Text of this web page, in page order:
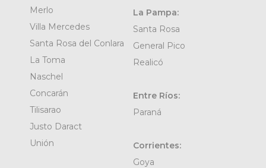
Merlo
Villa Mercedes
Santa Rosa del Conlara
La Toma
Naschel
Concarán
Tilisarao
Justo Daract
Unión
La Pampa:
Santa Rosa
General Pico
Realicó
Entre Ríos:
Paraná
Corrientes:
Goya